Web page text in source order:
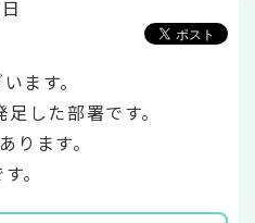
ます。
した部署です。
ります。
。